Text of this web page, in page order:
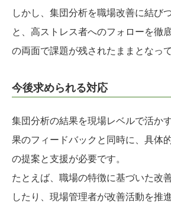
しかし、集団分析を職場改善に結び
と、高ストレス者へのフォローを徹
の両面で課題が残されたままとなっ
今後求められる対応
集団分析の結果を現場レベルで活か
果のフィードバックと同時に、具体
の提案と支援が必要です。
たとえば、職場の特徴に基づいた改
したり、現場管理者が改善活動を推